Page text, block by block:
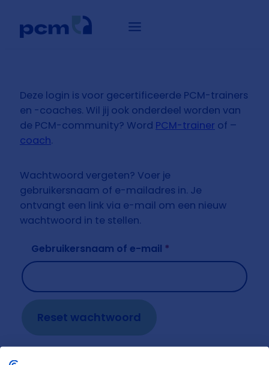
Deze login is voor gecertificeerde PCM-trainers
en -coaches. Wil jij ook onderdeel worden van
de PCM-community? Word PCM-trainer of –
coach.
Wachtwoord vergeten? Voer je
gebruikersnaam of e-mailadres in. Je
ontvangt een link via e-mail om een nieuw
wachtwoord in te stellen.
Gebruikersnaam of e-mail *
Reset wachtwoord